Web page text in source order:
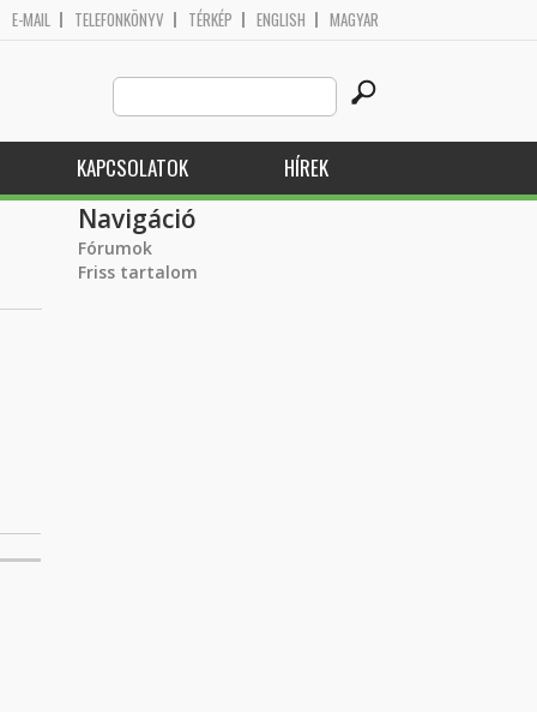
E-MAIL TELEFONKÖNYV TÉRKÉP ENGLISH MAGYAR
Search
this
site
KAPCSOLATOK HÍREK
Navigáció
Fórumok
Friss tartalom